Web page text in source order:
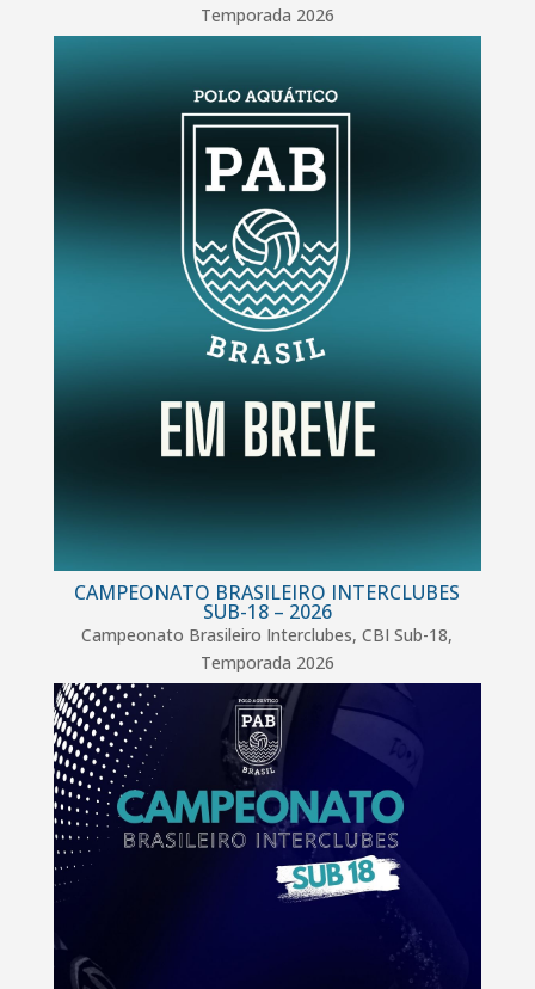
Temporada 2026
CAMPEONATO BRASILEIRO INTERCLUBES
SUB-18 – 2026
Campeonato Brasileiro Interclubes,CBI Sub-18,
Temporada 2026